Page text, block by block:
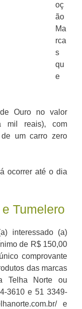
oç
ão
Ma
rca
s
qu
e
Ouro no valor
mil reais), com
um carro zero
ocorrer até o dia
Tumelero
interessado (a)
de R$ 150,00
comprovante
das marcas
Telha Norte ou
3610 e 51 3349-
e